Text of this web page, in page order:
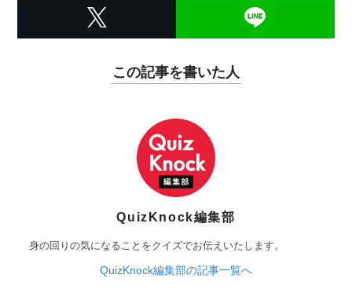
この記事を書いた人
QuizKnock編集部
身の回りの気になることをクイズでお伝えいたします。
QuizKnock編集部の記事一覧へ